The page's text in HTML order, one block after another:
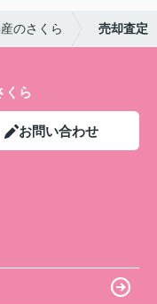
のさくら 売却査定
くら
お問い合わせ